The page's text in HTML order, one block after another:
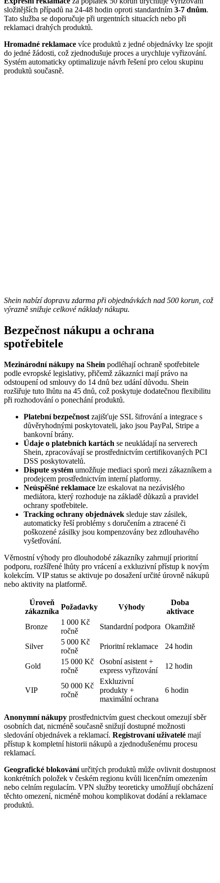
složitějších případů na 24-48 hodin oproti standardním 3-7 dnům.
Tato služba se doporučuje při urgentních situacích nebo při
reklamaci drahých produktů.
Hromadné reklamace více produktů z jedné objednávky lze spojit
do jedné žádosti, což zjednodušuje proces a urychluje vyřizování.
Systém automaticky optimalizuje návrh řešení pro celou skupinu
produktů současně.
Shein nabízí dopravu zdarma při objednávkách nad 500 korun, což
výrazně snižuje celkové náklady nákupu.
Bezpečnost nákupu a ochrana
spotřebitele
Mezinárodní nákupy na Shein podléhají ochraně spotřebitele
podle evropské legislativy, přičemž zákazníci mají právo na
odstoupení od smlouvy do 14 dnů bez udání důvodu. Shein
rozšiřuje tuto lhůtu na 45 dnů, což poskytuje dodatečnou flexibilitu
při rozhodování o ponechání produktů.
Platební bezpečnost zajišťuje SSL šifrování a integrace s
důvěryhodnými poskytovateli, jako jsou PayPal, Stripe a
bankovní brány.
Údaje o platebních kartách se neukládají na serverech
Shein, zpracovávají se prostřednictvím certifikovaných PCI
DSS poskytovatelů.
Dispute systém umožňuje mediaci sporů mezi zákazníkem a
prodejcem prostřednictvím interní platformy.
Neúspěšné reklamace lze eskalovat na nezávislého
mediátora, který rozhoduje na základě důkazů a pravidel
ochrany spotřebitele.
Tracking ochrany objednávek sleduje stav zásilek,
automaticky řeší problémy s doručením a ztracené či
poškozené zásilky jsou kompenzovány bez zdlouhavého
vyšetřování.
Věrnostní výhody pro dlouhodobé zákazníky zahrnují prioritní
podporu, rozšířené lhůty pro vrácení a exkluzivní přístup k novým
kolekcím. VIP status se aktivuje po dosažení určité úrovně nákupů
nebo aktivity na platformě.
Úroveň
zákazníka
Požadavky Výhody
Doba
aktivace
Bronze
1 000 Kč
ročně
Standardní podpora Okamžitě
Silver
5 000 Kč
ročně
Prioritní reklamace 24 hodin
Gold
15 000 Kč
ročně
Osobní asistent +
express vyřizování
12 hodin
VIP
50 000 Kč
ročně
Exkluzivní
produkty +
maximální ochrana
6 hodin
Anonymní nákupy prostřednictvím guest checkout omezují sběr
osobních dat, nicméně současně snižují dostupné možnosti
sledování objednávek a reklamací. Registrovaní uživatelé mají
přístup k kompletní historii nákupů a zjednodušenému procesu
reklamací.
Geografické blokováníurčitých produktů může ovlivnit dostupnost
konkrétních položek v českém regionu kvůli licenčním omezením
nebo celním regulacím. VPN služby teoreticky umožňují obcházení
těchto omezení, nicméně mohou komplikovat dodání a reklamace
produktů.